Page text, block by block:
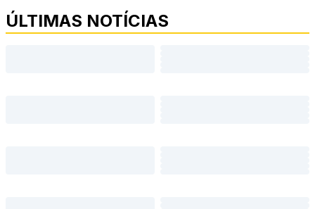
ÚLTIMAS NOTÍCIAS